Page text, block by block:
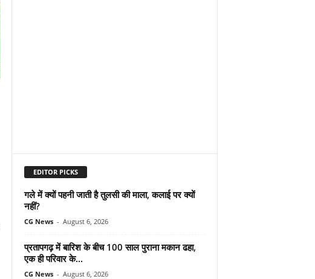
EDITOR PICKS
गले में क्यों पहनी जाती है तुलसी की माला, कलाई पर क्यों
नहीं?
CG News - August 6, 2026
प्रतापगढ़ में बारिश के बीच 100 साल पुराना मकान ढहा,
एक ही परिवार के...
CG News - August 6, 2026